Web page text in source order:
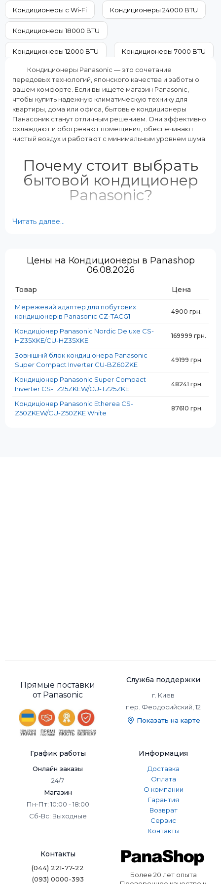
A+
Дополнительные характеристики:
2 внутренних блока
Режимы работы:
Охлаждение Обогрев
15000
Класс энергопотребления
Белый
Кондиционеры с Wi-Fi Кондиционеры 24000 BTU
Кондиционеры 18000 BTU
Кондиционеры 12000 BTU Кондиционеры 7000 BTU
Кондиционеры на 60 м² Кондиционеры на 50 м²
Кондиционеры на 40 м² Кондиционеры на 35 м²
Кондиционеры на 20 м²
Кондиционеры Panasonic — это сочетание
передовых технологий, японского качества и заботы о
вашем комфорте. Если вы ищете магазин Panasonic,
чтобы купить надежную климатическую технику для
квартиры, дома или офиса, бытовые кондиционеры
Панасоник станут отличным решением. Они эффективно
охлаждают и обогревают помещения, обеспечивают
чистый воздух и работают с минимальным уровнем шума.
Почему стоит выбрать
бытовой кондиционер
Panasonic?
✅ Высокая энергоэффективность
кондиционеров
Panasonic. Функционал
и стиль для любого
помещения
✅ Экологичный фреон R32
Большинство моделей работают на фреоне R32,
потепления и высокой энергоэффективностью. Это
делает кондиционеры Panasonic более безопасными для
окружающей среды и экономичными в использовании.
✅ Инновационные технологии
В кондиционерах используется инверторная
экономичную работу. А системы очистки воздуха, такие
как Nanoe™ X, нейтрализуют аллергены, бактерии и
неприятные запахи.
Читать далее...
Цены на Кондиционеры в Panashop
06.08.2026
Товар Цена
Мережевий адаптер для побутових
кондиціонерів Panasonic CZ-TACG1
4900 грн.
Кондиціонер Panasonic Nordic Deluxe CS-
HZ35XKE/CU-HZ35XKE
169999 грн.
Зовнішній блок кондиціонера Panasonic
Super Compact Inverter CU-BZ60ZKE
49199 грн.
Кондиціонер Panasonic Super Compact
Inverter CS-TZ25ZKEW/CU-TZ25ZKE
48241 грн.
Кондиціонер Panasonic Etherea CS-
Z50ZKEW/CU-Z50ZKE White
87610 грн.
Прямые поставки
от Panasonic
Служба поддержки
г. Киев
пер. Феодосийский, 12
Показать на карте
График работы
Онлайн заказы
24/7
Магазин
Пн-Пт: 10:00 - 18:00
Сб-Вс: Выходные
Информация
Доставка
Оплата
О компании
Гарантия
Возврат
Сервис
Контакты
Контакты
(044) 221-77-22
(093) 0000-393
Более 20 лет опыта